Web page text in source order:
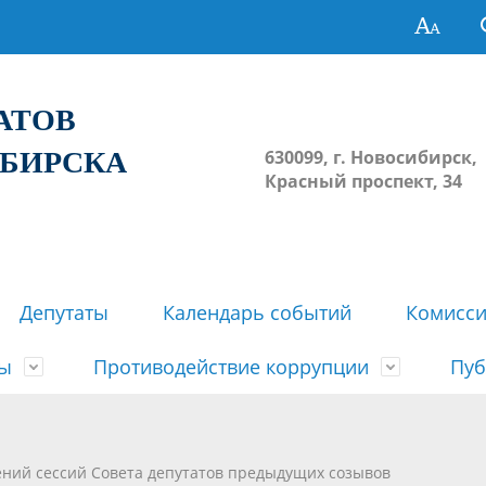
630099, г. Новосибирск,
Красный проспект, 34
Депутаты Календарь событий
решений сессий Совета
недействующими решений
Противодействие коррупции
сессий Совета депутатов предыдущих созывов